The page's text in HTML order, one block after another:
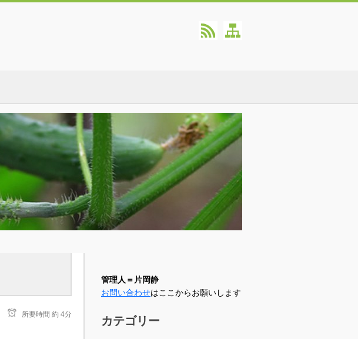
所要時間 約 4分
管理人＝片岡静
お問い合わせはここからお願いします
カテゴリー